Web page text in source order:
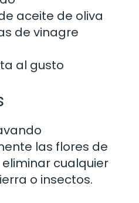
aceite de oliva
de vinagre
al gusto
las flores de
cualquier
o insectos.